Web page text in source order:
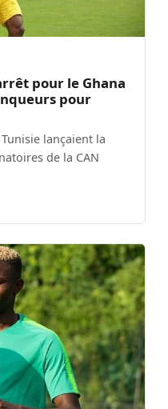
pour le Ghana
pour
lançaient la
de la CAN